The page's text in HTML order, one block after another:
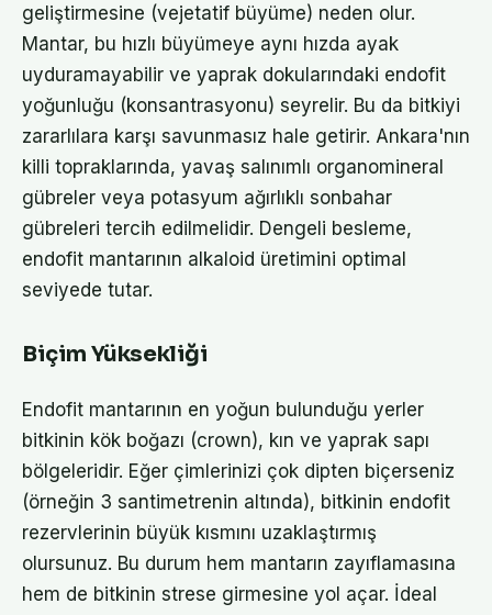
geliştirmesine (vejetatif büyüme) neden olur.
Mantar, bu hızlı büyümeye aynı hızda ayak
uyduramayabilir ve yaprak dokularındaki endofit
yoğunluğu (konsantrasyonu) seyrelir. Bu da bitkiyi
zararlılara karşı savunmasız hale getirir. Ankara'nın
killi topraklarında, yavaş salınımlı organomineral
gübreler veya potasyum ağırlıklı sonbahar
gübreleri tercih edilmelidir. Dengeli besleme,
endofit mantarının alkaloid üretimini optimal
seviyede tutar.
Biçim Yüksekliği
Endofit mantarının en yoğun bulunduğu yerler
bitkinin kök boğazı (crown), kın ve yaprak sapı
bölgeleridir. Eğer çimlerinizi çok dipten biçerseniz
(örneğin 3 santimetrenin altında), bitkinin endofit
rezervlerinin büyük kısmını uzaklaştırmış
olursunuz. Bu durum hem mantarın zayıflamasına
hem de bitkinin strese girmesine yol açar. İdeal